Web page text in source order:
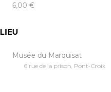
6,00 €
LIEU
Musée du Marquisat
6 rue de la prison, Pont-Croix